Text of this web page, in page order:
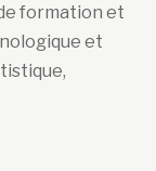
formation et
et